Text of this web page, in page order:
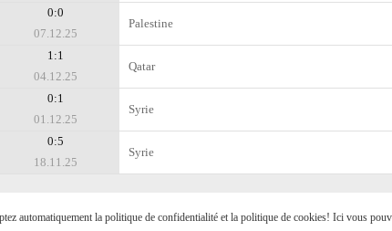
0:0
07.12.25
Palestine
1:1
04.12.25
Qatar
0:1
01.12.25
Syrie
0:5
18.11.25
Syrie
automatiquement la politique de confidentialité et la politique de cookies! Ici vous